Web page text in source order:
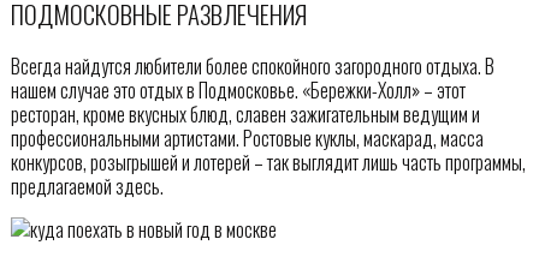
ПОДМОСКОВНЫЕ РАЗВЛЕЧЕНИЯ
Всегда найдутся любители более спокойного загородного отдыха. В
нашем случае это отдых в Подмосковье. «Бережки-Холл» – этот
ресторан, кроме вкусных блюд, славен зажигательным ведущим и
профессиональными артистами. Ростовые куклы, маскарад, масса
конкурсов, розыгрышей и лотерей – так выглядит лишь часть программы,
предлагаемой здесь.